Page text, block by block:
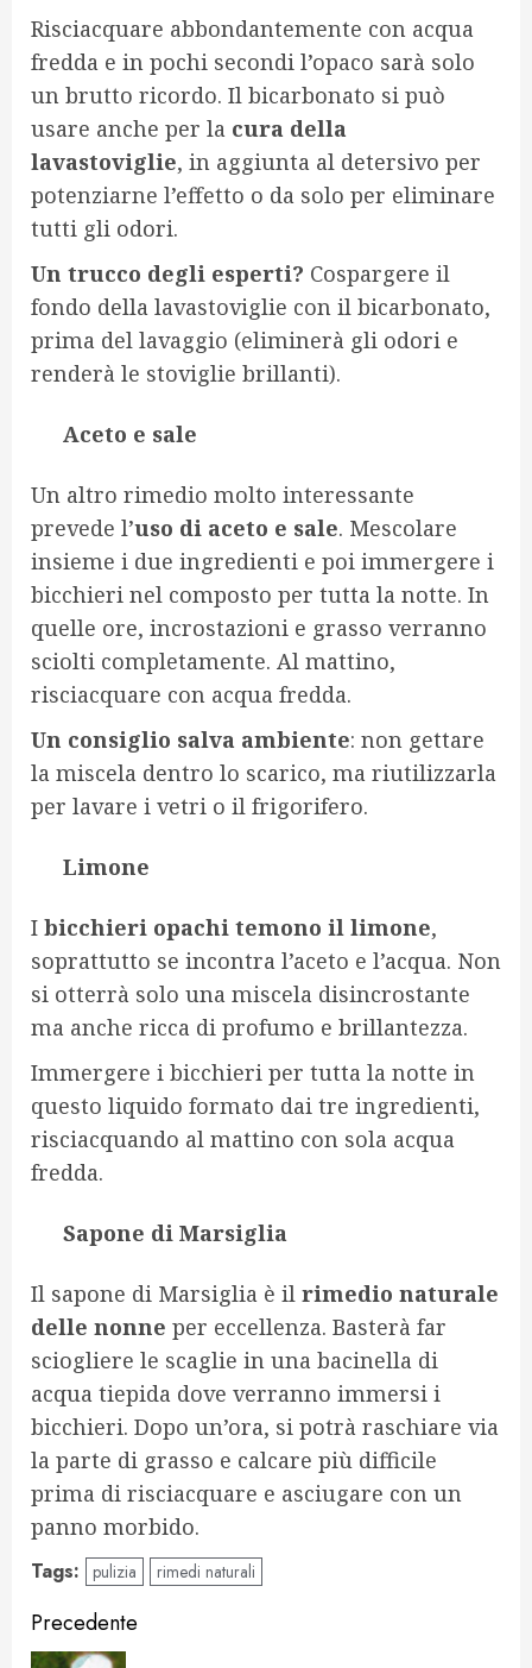
Risciacquare abbondantemente con acqua
fredda e in pochi secondi l’opaco sarà solo
un brutto ricordo. Il bicarbonato si può
usare anche per la cura della
lavastoviglie, in aggiunta al detersivo per
potenziarne l’effetto o da solo per eliminare
tutti gli odori.
Un trucco degli esperti? Cospargere il
fondo della lavastoviglie con il bicarbonato,
prima del lavaggio (eliminerà gli odori e
renderà le stoviglie brillanti).
Aceto e sale
Un altro rimedio molto interessante
prevede l’uso di aceto e sale. Mescolare
insieme i due ingredienti e poi immergere i
bicchieri nel composto per tutta la notte. In
quelle ore, incrostazioni e grasso verranno
sciolti completamente. Al mattino,
risciacquare con acqua fredda.
Un consiglio salva ambiente: non gettare
la miscela dentro lo scarico, ma riutilizzarla
per lavare i vetri o il frigorifero.
Limone
I bicchieri opachi temono il limone,
soprattutto se incontra l’aceto e l’acqua. Non
si otterrà solo una miscela disincrostante
ma anche ricca di profumo e brillantezza.
Immergere i bicchieri per tutta la notte in
questo liquido formato dai tre ingredienti,
risciacquando al mattino con sola acqua
fredda.
Sapone di Marsiglia
Il sapone di Marsiglia è il rimedio naturale
delle nonne per eccellenza. Basterà far
sciogliere le scaglie in una bacinella di
acqua tiepida dove verranno immersi i
bicchieri. Dopo un’ora, si potrà raschiare via
la parte di grasso e calcare più difficile
prima di risciacquare e asciugare con un
panno morbido.
Tags: pulizia rimedi naturali
Navigazione
Precedente